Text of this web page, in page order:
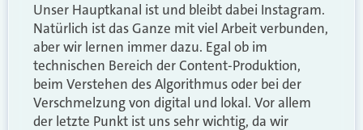
Unser Hauptkanal ist und bleibt dabei Instagram.
Natürlich ist das Ganze mit viel Arbeit verbunden,
aber wir lernen immer dazu. Egal ob im
technischen Bereich der Content-Produktion,
beim Verstehen des Algorithmus oder bei der
Verschmelzung von digital und lokal. Vor allem
der letzte Punkt ist uns sehr wichtig, da wir